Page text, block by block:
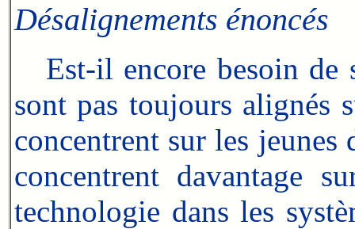
Désalignements énoncés
Est-il encore besoin de
sont pas toujours alignés
concentrent sur les
concentrent davantage
technologie dans les